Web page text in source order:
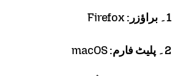
1۔ براؤزر: Firefox
2۔ پلیٹ فارم: macOS